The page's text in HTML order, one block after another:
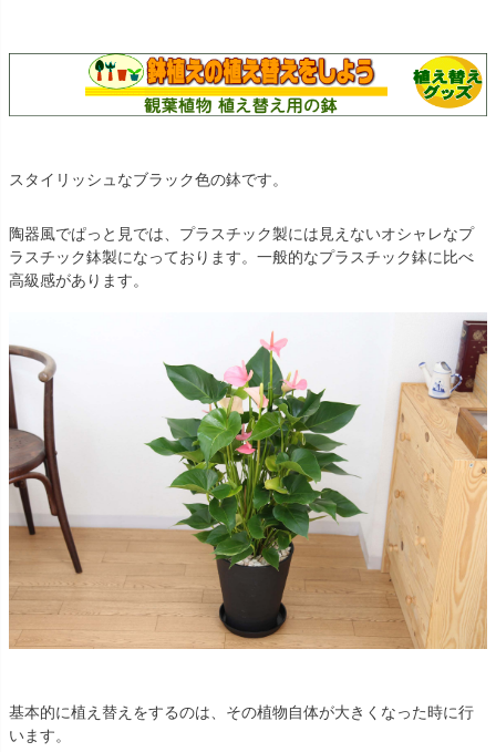
スタイリッシュなブラック色の鉢です。
陶器風でぱっと見では、プラスチック製には見えないオシャレなプ
ラスチック鉢製になっております。一般的なプラスチック鉢に比べ
高級感があります。
基本的に植え替えをするのは、その植物自体が大きくなった時に行
います。